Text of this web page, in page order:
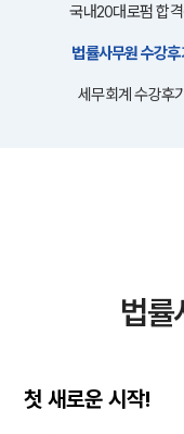
국내20대로펌 합
법률사무원 수강후
세무회계 수강후기
법률
첫 새로운 시작!